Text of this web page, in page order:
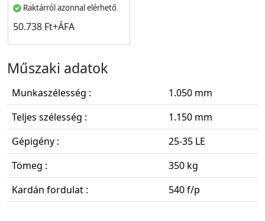
Raktárról azonnal elérhető
50.738 Ft+ÁFA
Műszaki adatok
Munkaszélesség :
1.050 mm
Teljes szélesség :
1.150 mm
Gépigény :
25-35 LE
Tömeg :
350 kg
Kardán fordulat :
540 f/p